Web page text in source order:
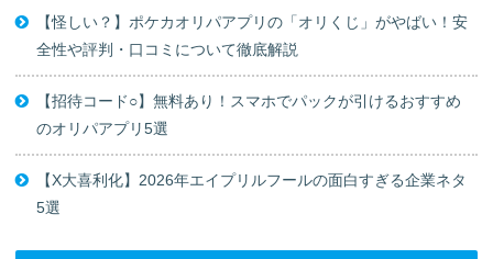
【怪しい？】ポケカオリパアプリの「オリくじ」がやばい！安
全性や評判・口コミについて徹底解説
【招待コード○】無料あり！スマホでパックが引けるおすすめ
のオリパアプリ5選
【X大喜利化】2026年エイプリルフールの面白すぎる企業ネタ
5選